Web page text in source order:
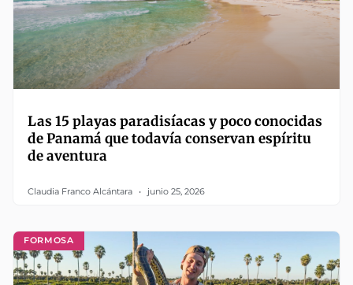
Las 15 playas paradisíacas y poco conocidas
de Panamá que todavía conservan espíritu
de aventura
Claudia Franco Alcántara junio 25, 2026
FORMOSA